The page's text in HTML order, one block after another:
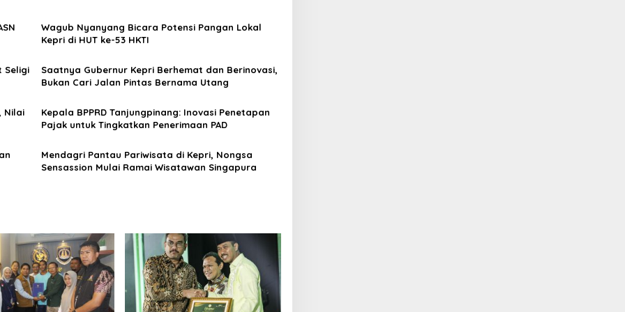
Wagub Nyanyang Bicara Potensi Pangan Lokal
Kepri di HUT ke-53 HKTI
Seligi
Saatnya Gubernur Kepri Berhemat dan Berinovasi,
Bukan Cari Jalan Pintas Bernama Utang
Nilai
Kepala BPPRD Tanjungpinang: Inovasi Penetapan
Pajak untuk Tingkatkan Penerimaan PAD
Mendagri Pantau Pariwisata di Kepri, Nongsa
Sensassion Mulai Ramai Wisatawan Singapura